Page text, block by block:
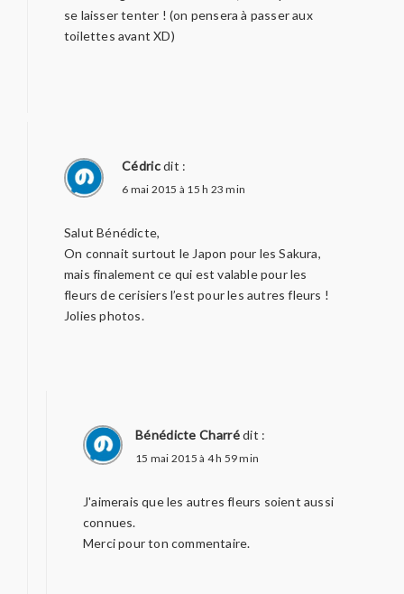
se laisser tenter ! (on pensera à passer aux
toilettes avant XD)
Cédricdit :
6 mai 2015 à 15 h 23 min
Salut Bénédicte,
On connait surtout le Japon pour les Sakura,
mais finalement ce qui est valable pour les
fleurs de cerisiers l’est pour les autres fleurs !
Jolies photos.
Bénédicte Charrédit :
15 mai 2015 à 4 h 59 min
J'aimerais que les autres fleurs soient aussi
connues.
Merci pour ton commentaire.